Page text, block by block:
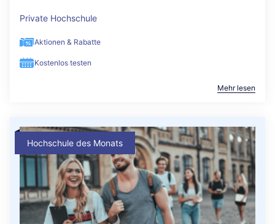
Private Hochschule
Aktionen & Rabatte
Kostenlos testen
Mehr lesen
Hochschule des Monats